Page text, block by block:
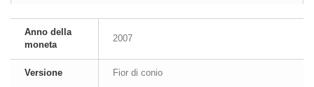
Anno della
moneta
2007
Versione Fior di conio